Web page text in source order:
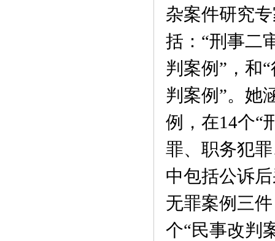
杂案件研究
括：“刑事二
判案例”，和
判案例”。她
例，在14个“
罪、职务犯
中包括公诉
无罪案例三
个“民事改判